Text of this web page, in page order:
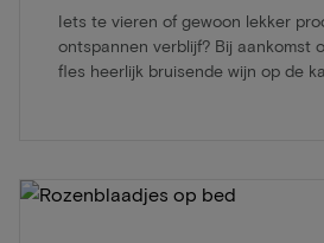
Iets te vieren of gewoon lekker
ontspannen verblijf? Bij aankomst
fles heerlijk bruisende wijn op de